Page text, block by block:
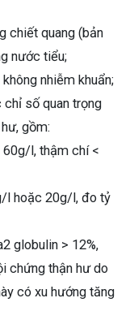
chiết quang (bản
nước tiểu;
nhiễm khuẩn;
chỉ số quan trọng
gồm:
l, thậm chí <
l hoặc 20g/l, đo tỷ
globulin > 12%,
chứng thận hư do
có xu hướng tăng